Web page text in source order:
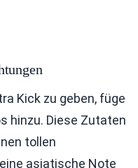
Kick zu geben, füge
hinzu. Diese Zutaten
tollen
asiatische Note